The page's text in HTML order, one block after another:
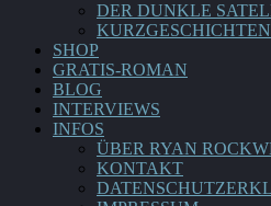
DER DUNKLE
KURZGESCHICHTEN
SHOP
GRATIS-ROMAN
BLOG
INTERVIEWS
INFOS
ÜBER RYAN
KONTAKT